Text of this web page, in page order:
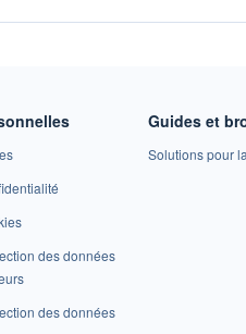
des données
des données
Guides et
Solutions pour